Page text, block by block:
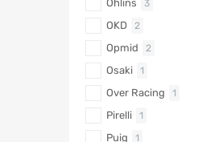
Öhlins 3
OKD 2
Opmid 2
Osaki 1
Over Racing 1
Pirelli 1
Puig 1